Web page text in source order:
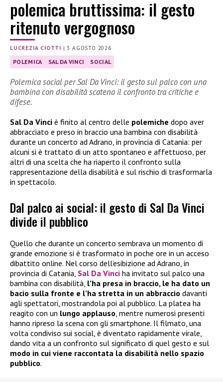
polemica bruttissima: il gesto
ritenuto vergognoso
LUCREZIA CIOTTI |3 AGOSTO 2026
POLEMICA SAL DA VINCI SOCIAL
Polemica social per Sal Da Vinci: il gesto sul palco con una
bambina con disabilità scatena il confronto tra critiche e
difese.
Sal Da Vinci è finito al centro delle polemiche dopo aver
abbracciato e preso in braccio una bambina con disabilità
durante un concerto ad Adrano, in provincia di Catania: per
alcuni si è trattato di un atto spontaneo e affettuoso, per
altri di una scelta che ha riaperto il confronto sulla
rappresentazione della disabilità e sul rischio di trasformarla
in spettacolo.
Dal palco ai social: il gesto di Sal Da Vinci
divide il pubblico
Quello che durante un concerto sembrava un momento di
grande emozione si è trasformato in poche ore in un acceso
dibattito online. Nel corso dell’esibizione ad Adrano, in
provincia di Catania, Sal Da Vinci ha invitato sul palco una
bambina con disabilità, l’ha presa in braccio, le ha dato un
bacio sulla fronte e l’ha stretta in un abbraccio davanti
agli spettatori, mostrandola poi al pubblico. La platea ha
reagito con un lungo applauso , mentre numerosi presenti
hanno ripreso la scena con gli smartphone. Il filmato, una
volta condiviso sui social, è diventato rapidamente virale,
dando vita a un confronto sul significato di quel gesto e sul
modo in cui viene raccontata la disabilità nello spazio
pubblico.